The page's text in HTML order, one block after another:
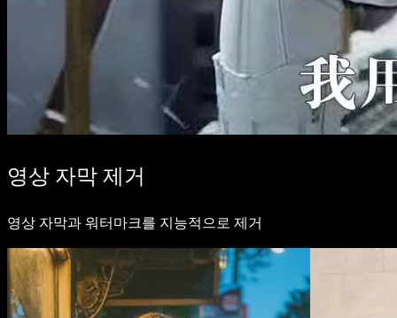
영상 자막 제거
영상 자막과 워터마크를 지능적으로 제거